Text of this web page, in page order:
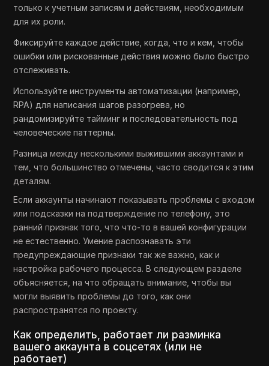
только к учетным записям и действиям, необходимым
для их роли.
Фиксируйте каждое действие, когда, что и кем, чтобы
ошибки или рискованные действия можно было быстро
отслеживать.
Используйте инструменты автоматизации (например,
RPA) для написания шагов разогрева, но
рандомизируйте тайминг и последовательность под
человеческие паттерны.
Разница между несколькими выжившими аккаунтами и
тем, что большинство отмечены, часто сводится к этим
деталям.
Если аккаунты начинают показывать проблемы с входом
или подсказки на подтверждение по телефону, это
ранний признак того, что что-то в вашей конфигурации
не естественно. Умение распознавать эти
предупреждающие признаки так же важно, как и
настройка рабочего процесса. В следующем разделе
объясняется, на что обращать внимание, чтобы вы
могли выявить проблемы до того, как они
распространятся по проекту.
Как определить, работает ли разминка
вашего аккаунта в соцсетях (или не
работает)